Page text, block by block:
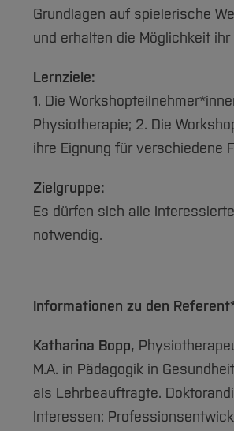
Grundlagen auf spielerische
und erhalten die Möglichkeit
Lernziele:
1. Die
Physiotherapie; 2. Die
ihre Eignung für verschiedene
Zielgruppe:
Es dürfen sich alle
notwendig.
Informationen zu den
Katharina Bopp,
M.A. in Pädagogik in
als Lehrbeauftragte.
Interessen: